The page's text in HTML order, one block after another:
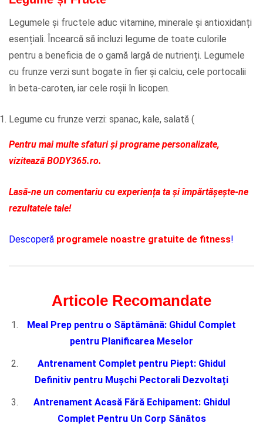
Legumele și fructele aduc vitamine, minerale și antioxidanți
esențiali. Încearcă să incluzi legume de toate culorile
pentru a beneficia de o gamă largă de nutrienți. Legumele
cu frunze verzi sunt bogate în fier și calciu, cele portocalii
în beta-caroten, iar cele roșii în licopen.
Legume cu frunze verzi: spanac, kale, salată (
Pentru mai multe sfaturi și programe personalizate,
vizitează BODY365.ro.
Lasă-ne un comentariu cu experiența ta și împărtășește-ne
rezultatele tale!
Descoperă programele noastre gratuite de fitness!
Articole Recomandate
Meal Prep pentru o Săptămână: Ghidul Complet
pentru Planificarea Meselor
Antrenament Complet pentru Piept: Ghidul
Definitiv pentru Mușchi Pectorali Dezvoltați
Antrenament Acasă Fără Echipament: Ghidul
Complet Pentru Un Corp Sănătos